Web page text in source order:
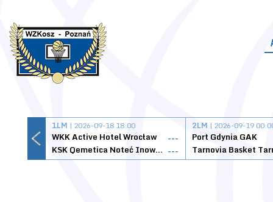
1LM | 2026-09-18 18:00
WKK Active Hotel Wrocław
---
KSK Qemetica Noteć Inowrocław ---
2LM | 2026-09-19
Port Gdynia GAK